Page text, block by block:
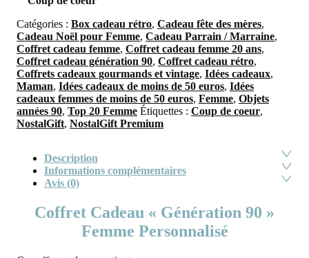
Catégories : Box cadeau rétro, Cadeau fête des mères,
Cadeau Noël pour Femme, Cadeau Parrain / Marraine,
Coffret cadeau femme, Coffret cadeau femme 20 ans,
Coffret cadeau génération 90, Coffret cadeau rétro,
Coffrets cadeaux gourmands et vintage, Idées cadeaux,
Maman, Idées cadeaux de moins de 50 euros, Idées
cadeaux femmes de moins de 50 euros, Femme, Objets
années 90, Top 20 Femme Étiquettes : Coup de coeur,
NostalGift, NostalGift Premium
Description
Informations complémentaires
Avis (0)
Coffret Cadeau « Génération 90 »
Femme Personnalisé